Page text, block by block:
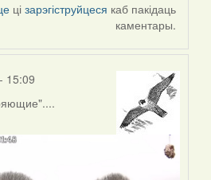
цізарэгіструйцеся каб пакідаць
каментары.
15:09